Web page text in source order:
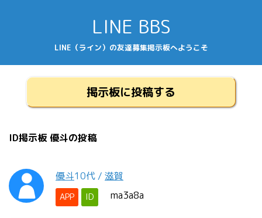
LINE BBS
LINE（ライン）の友達募集掲示板へようこそ
掲示板に投稿する
ID掲示板 優斗の投稿
優斗10代 / 滋賀
APP ID ma3a8a